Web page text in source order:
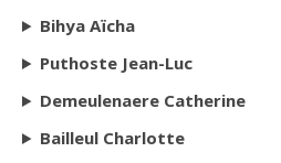
Bihya Aïcha
Puthoste Jean-Luc
Demeulenaere Catherine
Bailleul Charlotte